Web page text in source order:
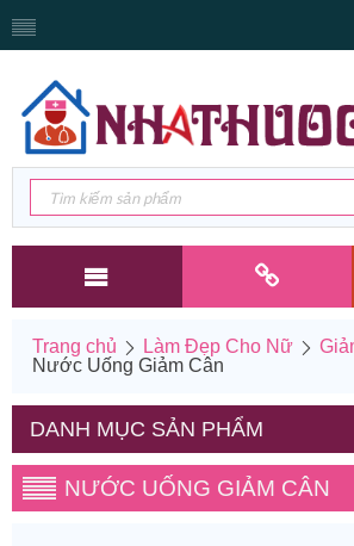
Trang chủ Làm Đẹp Cho Nữ
Nước Uống Giảm Cân
DANH MỤC SẢN PHẨM
NƯỚC UỐNG GIẢM CÂN